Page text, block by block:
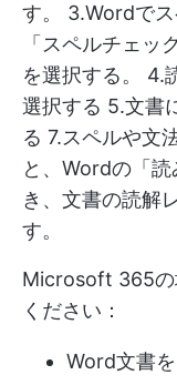
す。 3.Wordでス
「スペルチェッ
を選択する。 4.
選択する 5.文書
る 7.スペルや文
と、Wordの「
き、文書の読解
す。
Microsoft 365の
ください：
Word文書を